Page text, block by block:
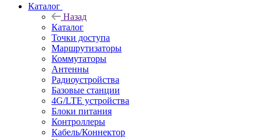
Каталог
Назад
Каталог
Точки доступа
Маршрутизаторы
Коммутаторы
Антенны
Радиоустройства
Базовые станции
4G/LTE устройства
Блоки питания
Контроллеры
Кабель/Коннектор